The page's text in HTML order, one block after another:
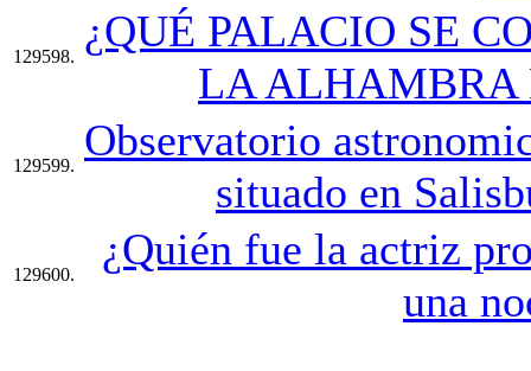
129598.
¿QUÉ PALACIO SE
LA ALHAMBRA
129599.
Observatorio
situado en
129600.
¿Quién fue la actriz
una